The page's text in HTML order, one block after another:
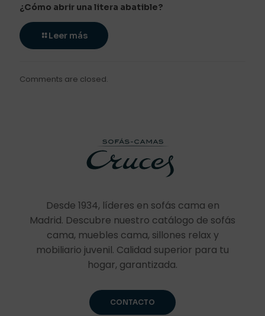
¿Cómo abrir una litera abatible?
Leer más
Comments are closed.
Desde 1934, líderes en sofás cama en
Madrid. Descubre nuestro catálogo de sofás
cama, muebles cama, sillones relax y
mobiliario juvenil. Calidad superior para tu
hogar, garantizada.
CONTACTO